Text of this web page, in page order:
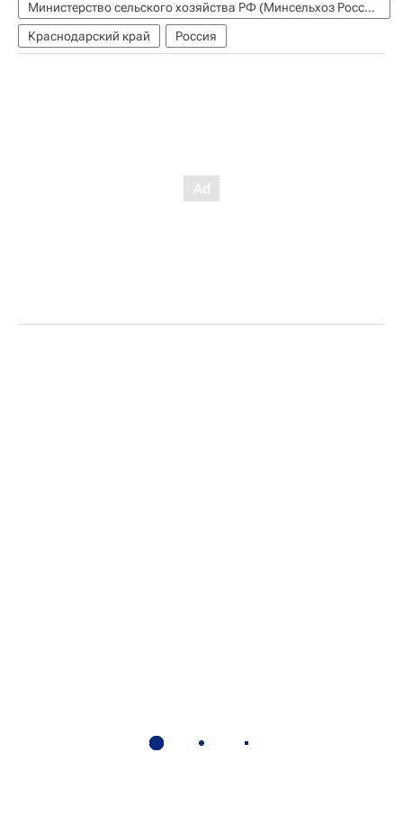
Министерство сельского хозяйства РФ (Минсельхоз России)
Краснодарский край
Россия